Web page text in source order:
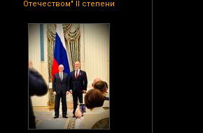
Отечеством" II степени